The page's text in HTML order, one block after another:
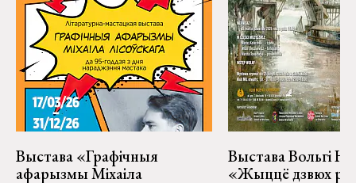
Выстава «Графічныя
афарызмы Міхаіла
Выстава Вольгі
«Жыццё дзвюх